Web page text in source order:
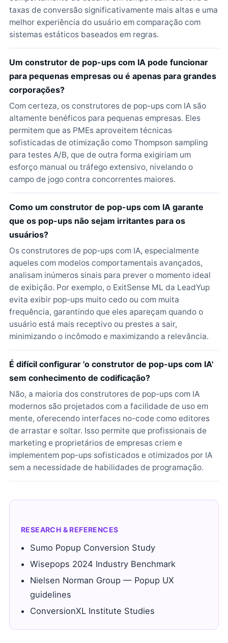
taxas de conversão significativamente mais altas e uma
melhor experiência do usuário em comparação com
sistemas estáticos baseados em regras.
Um construtor de pop-ups com IA pode funcionar
para pequenas empresas ou é apenas para grandes
corporações?
Com certeza, os construtores de pop-ups com IA são
altamente benéficos para pequenas empresas. Eles
permitem que as PMEs aproveitem técnicas
sofisticadas de otimização como Thompson sampling
para testes A/B, que de outra forma exigiriam um
esforço manual ou tráfego extensivo, nivelando o
campo de jogo contra concorrentes maiores.
Como um construtor de pop-ups com IA garante
que os pop-ups não sejam irritantes para os
usuários?
Os construtores de pop-ups com IA, especialmente
aqueles com modelos comportamentais avançados,
analisam inúmeros sinais para prever o momento ideal
de exibição. Por exemplo, o ExitSense ML da LeadYup
evita exibir pop-ups muito cedo ou com muita
frequência, garantindo que eles apareçam quando o
usuário está mais receptivo ou prestes a sair,
minimizando o incômodo e maximizando a relevância.
É difícil configurar 'o construtor de pop-ups com IA'
sem conhecimento de codificação?
Não, a maioria dos construtores de pop-ups com IA
modernos são projetados com a facilidade de uso em
mente, oferecendo interfaces no-code como editores
de arrastar e soltar. Isso permite que profissionais de
marketing e proprietários de empresas criem e
implementem pop-ups sofisticados e otimizados por IA
sem a necessidade de habilidades de programação.
RESEARCH & REFERENCES
Sumo Popup Conversion Study
Wisepops 2024 Industry Benchmark
Nielsen Norman Group — Popup UX
guidelines
ConversionXL Institute Studies